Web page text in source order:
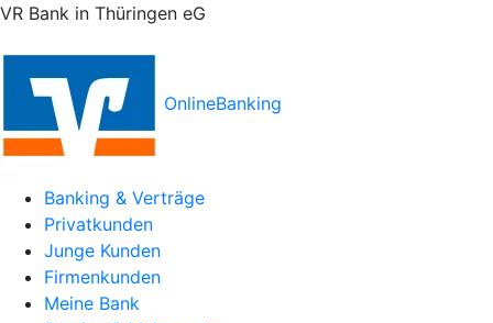
VR Bank in Thüringen eG
OnlineBanking
Banking & Verträge
Privatkunden
Junge Kunden
Firmenkunden
Meine Bank